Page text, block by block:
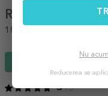
Review-uri 5 /
100%
5/ 5
Nu
Reducerea se